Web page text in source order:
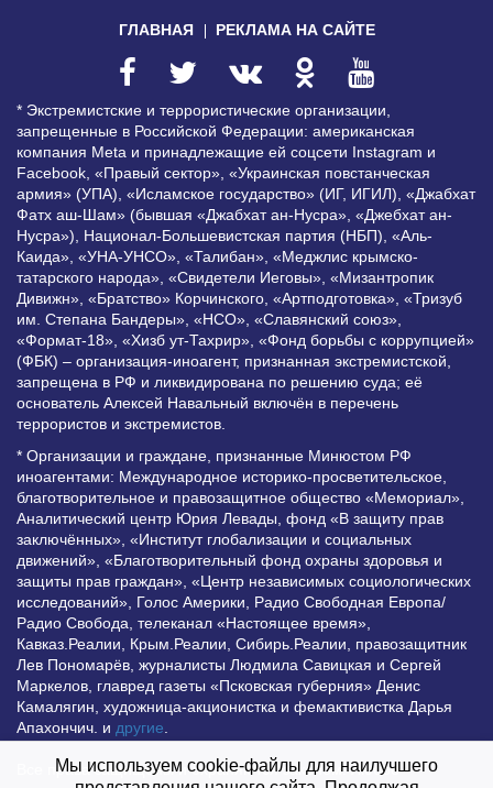
ГЛАВНАЯ РЕКЛАМА НА САЙТЕ
* Экстремистские и террористические организации,
запрещенные в Российской Федерации: американская
компания Meta и принадлежащие ей соцсети Instagram и
Facebook, «Правый сектор», «Украинская повстанческая
армия» (УПА), «Исламское государство» (ИГ, ИГИЛ), «Джабхат
Фатх аш-Шам» (бывшая «Джабхат ан-Нусра», «Джебхат ан-
Нусра»), Национал-Большевистская партия (НБП), «Аль-
Каида», «УНА-УНСО», «Талибан», «Меджлис крымско-
татарского народа», «Свидетели Иеговы», «Мизантропик
Дивижн», «Братство» Корчинского, «Артподготовка», «Тризуб
им. Степана Бандеры», «НСО», «Славянский союз»,
«Формат-18», «Хизб ут-Тахрир», «Фонд борьбы с коррупцией»
(ФБК) – организация-иноагент, признанная экстремистской,
запрещена в РФ и ликвидирована по решению суда; её
основатель Алексей Навальный включён в перечень
террористов и экстремистов.
* Организации и граждане, признанные Минюстом РФ
иноагентами: Международное историко-просветительское,
благотворительное и правозащитное общество «Мемориал»,
Аналитический центр Юрия Левады, фонд «В защиту прав
заключённых», «Институт глобализации и социальных
движений», «Благотворительный фонд охраны здоровья и
защиты прав граждан», «Центр независимых социологических
исследований», Голос Америки, Радио Свободная Европа/
Радио Свобода, телеканал «Настоящее время»,
Кавказ.Реалии, Крым.Реалии, Сибирь.Реалии, правозащитник
Лев Пономарёв, журналисты Людмила Савицкая и Сергей
Маркелов, главред газеты «Псковская губерния» Денис
Камалягин, художница-акционистка и фемактивистка Дарья
Апахончич. и другие
Все права защищены и охраняются законом. Любое
Мы используем cookie-файлы для наилучшего